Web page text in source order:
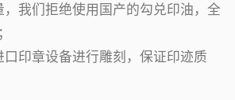
，我们拒绝使用国产的勾兑印油，全
口印章设备进行雕刻，保证印迹质